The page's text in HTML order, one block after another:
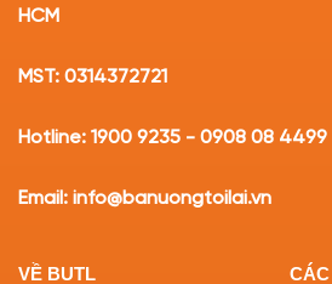
HCM
MST: 0314372721
Hotline: 1900 9235 - 0908 08 4499
Email: info@banuongtoilai.vn
VỀ BUTL